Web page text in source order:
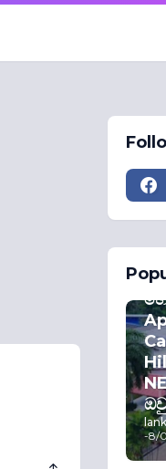
-8/